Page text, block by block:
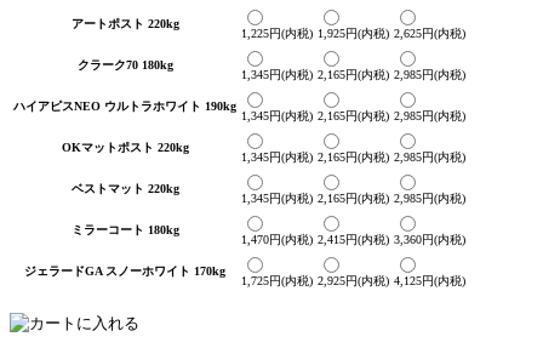
アートポスト 220kg
1,225円(内税) 1,925円(内税) 2,625円(内税)
クラーク70 180kg
1,345円(内税) 2,165円(内税) 2,985円(内税)
ハイアピスNEO ウルトラホワイト 190kg
1,345円(内税) 2,165円(内税) 2,985円(内税)
OKマットポスト 220kg
1,345円(内税) 2,165円(内税) 2,985円(内税)
ベストマット 220kg
1,345円(内税) 2,165円(内税) 2,985円(内税)
ミラーコート 180kg
1,470円(内税) 2,415円(内税) 3,360円(内税)
ジェラードGA スノーホワイト 170kg
1,725円(内税) 2,925円(内税) 4,125円(内税)